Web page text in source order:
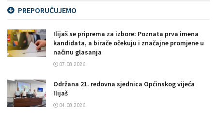
PREPORUČUJEMO
Ilijaš se priprema za izbore: Poznata prva imena
kandidata, a birače očekuju i značajne promjene u
načinu glasanja
07.08.2026.
Održana 21. redovna sjednica Općinskog vijeća
Ilijaš
04.08.2026.